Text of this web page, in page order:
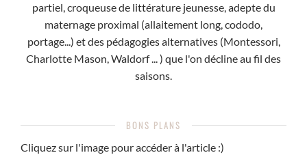
partiel, croqueuse de littérature jeunesse, adepte du
maternage proximal (allaitement long, cododo,
portage...) et des pédagogies alternatives (Montessori,
Charlotte Mason, Waldorf ... ) que l'on décline au fil des
saisons.
BONS PLANS
Cliquez sur l'image pour accéder à l'article :)